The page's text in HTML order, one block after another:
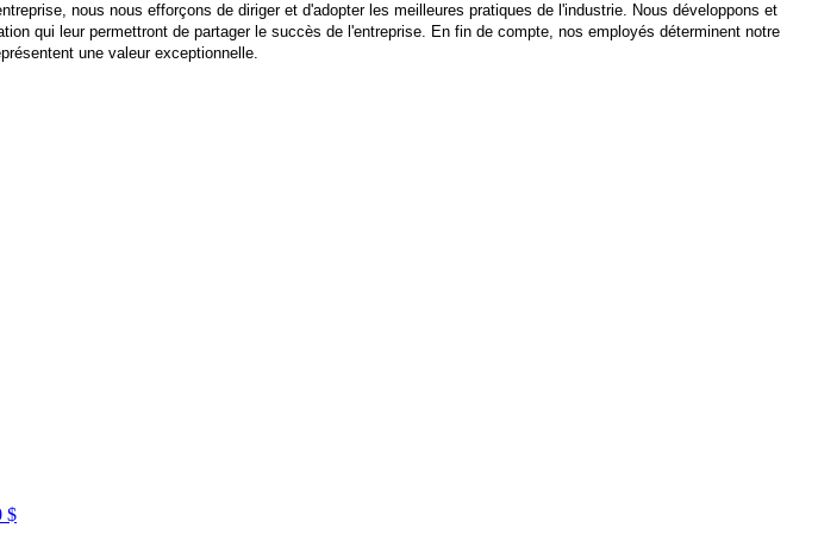
nous nous efforçons de diriger et d'adopter les meilleures pratiques de l'industrie. Nous développons et
qui leur permettront de partager le succès de l'entreprise. En fin de compte, nos employés déterminent notre
une valeur exceptionnelle.
$